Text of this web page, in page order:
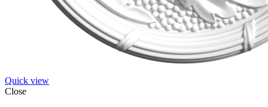
Quick view
Close